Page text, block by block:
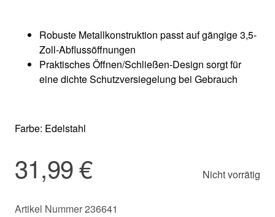
Robuste Metallkonstruktion passt auf gängige 3,5-
Zoll-Abflussöffnungen
Praktisches Öffnen/Schließen-Design sorgt für
eine dichte Schutzversiegelung bei Gebrauch
Farbe: Edelstahl
31,99 € Nicht vorrätig
Artikel Nummer 236641